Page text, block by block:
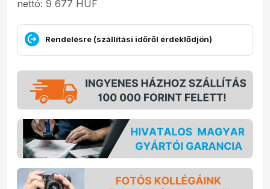
nettó: 9 677 HUF
Rendelésre (szállítási időről érdeklődjön)